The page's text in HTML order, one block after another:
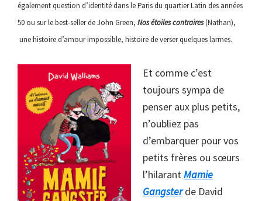
également question d’identité dans le Paris du quartier Latin des années
50 ou sur le best-seller de John Green, Nos étoiles contraires(Nathan),
une histoire d’amour impossible, histoire de verser quelques larmes.
Et comme c’est
toujours sympa de
penser aux plus petits,
n’oubliez pas
d’embarquer pour vos
petits frères ou sœurs
l’hilarantMamie
Gangsterde David